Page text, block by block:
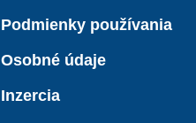
Podmienky používania
Osobné údaje
Inzercia